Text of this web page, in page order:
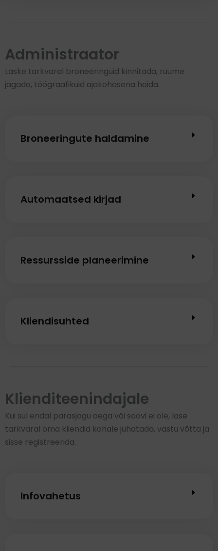
Administraator
Laske tarkvaral broneeringuid kinnitada, ruume
jagada, töögraafikuid ajakohasena hoida.
Broneeringute haldamine
Automaatsed kirjad
Ressursside planeerimine
Kliendisuhted
Klienditeenindajale
Kui sul endal parasjagu aega või soovi ei ole, lase
tarkvaral oma kliendid kohale juhatada, vastu võtta ja
sisse registreerida.
Infovahetus